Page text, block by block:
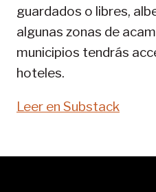
guardados o libres,
algunas zonas de
municipios tendrás
hoteles.
Leer en Substack